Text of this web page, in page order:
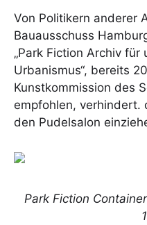
Von Politikern anderer
Bauausschuss
„Park Fiction Archiv für
Urbanismus“, bereits
Kunstkommission des
empfohlen, verhindert.
den Pudelsalon
Park Fiction